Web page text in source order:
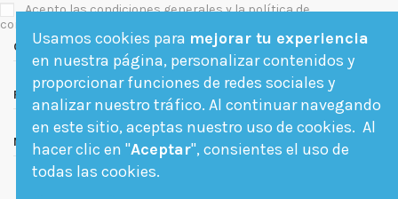
Acepto las condiciones generales y la política de
confidencialidad
Contact us
Follow us
Newsletter
Usamos cookies para mejorar tu experiencia
en nuestra página, personalizar contenidos y
proporcionar funciones de redes sociales y
analizar nuestro tráfico. Al continuar navegando
en este sitio, aceptas nuestro uso de cookies. Al
hacer clic en "Aceptar", consientes el uso de
todas las cookies.